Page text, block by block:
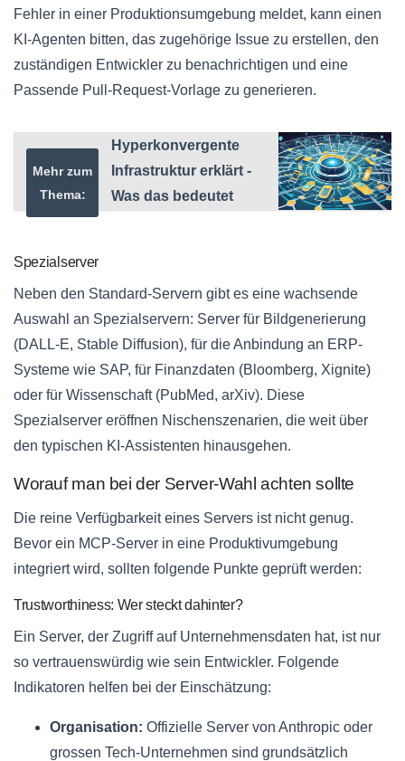
Fehler in einer Produktionsumgebung meldet, kann einen
KI-Agenten bitten, das zugehörige Issue zu erstellen, den
zuständigen Entwickler zu benachrichtigen und eine
Passende Pull-Request-Vorlage zu generieren.
Mehr zum
Thema:
Hyperkonvergente
Infrastruktur erklärt -
Was das bedeutet
Spezialserver
Neben den Standard-Servern gibt es eine wachsende
Auswahl an Spezialservern: Server für Bildgenerierung
(DALL-E, Stable Diffusion), für die Anbindung an ERP-
Systeme wie SAP, für Finanzdaten (Bloomberg, Xignite)
oder für Wissenschaft (PubMed, arXiv). Diese
Spezialserver eröffnen Nischenszenarien, die weit über
den typischen KI-Assistenten hinausgehen.
Worauf man bei der Server-Wahl achten sollte
Die reine Verfügbarkeit eines Servers ist nicht genug.
Bevor ein MCP-Server in eine Produktivumgebung
integriert wird, sollten folgende Punkte geprüft werden:
Trustworthiness: Wer steckt dahinter?
Ein Server, der Zugriff auf Unternehmensdaten hat, ist nur
so vertrauenswürdig wie sein Entwickler. Folgende
Indikatoren helfen bei der Einschätzung:
Organisation: Offizielle Server von Anthropic oder
grossen Tech-Unternehmen sind grundsätzlich